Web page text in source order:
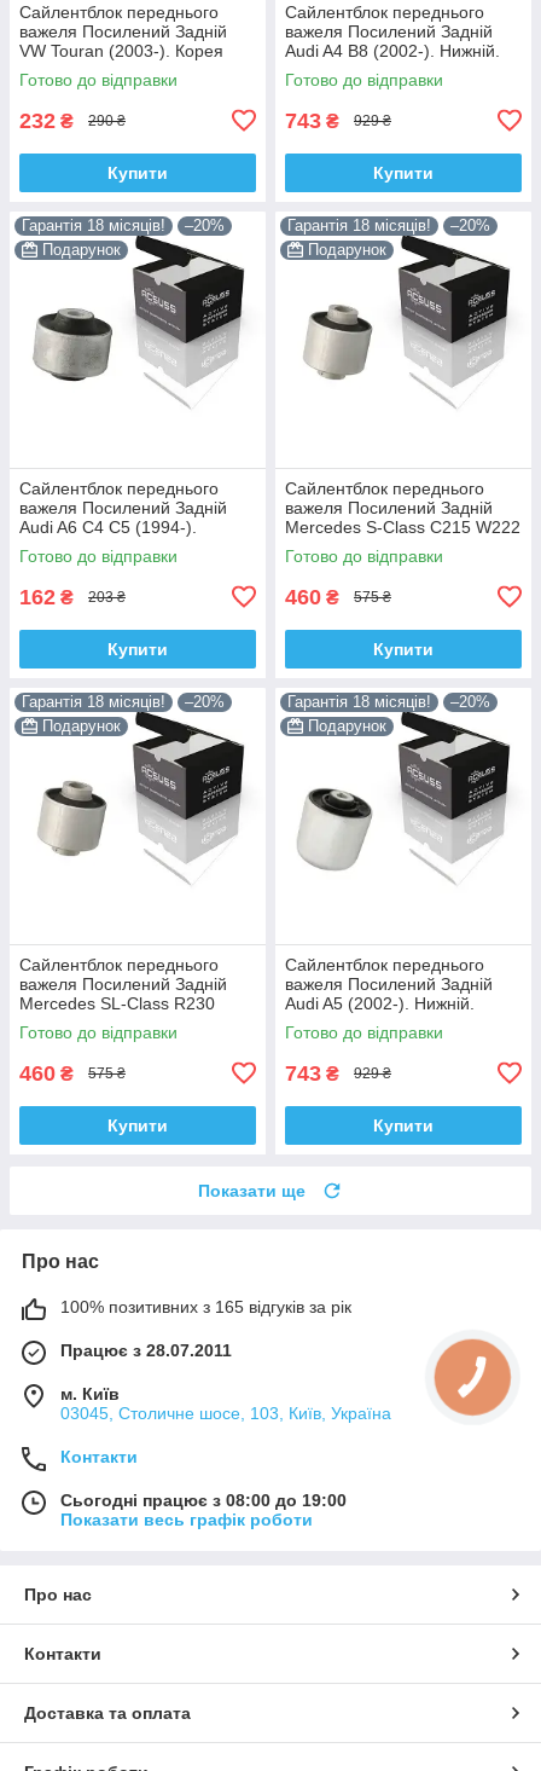
Сайлентблок переднього
важеля Посилений Задній
VW Touran (2003-). Корея
ACSUSS! 34559 , JBU602 ,
VKDS331037
Готово до відправки
232 ₴ 290 ₴
Купити
Сайлентблок переднього
важеля Посилений Задній
Audi A4 B8 (2002-). Нижній.
Корея ACSUSS! 4H0407183 ,
TD1247W , VKDS331074
Готово до відправки
743 ₴ 929 ₴
Купити
Гарантія 18 місяців!
–20%
Подарунок
Сайлентблок переднього
важеля Посилений Задній
Audi A6 C4 C5 (1994-).
Верхній. Корея ACSUSS!
35379 , JBU138 , TD1062W
Готово до відправки
162 ₴ 203 ₴
Купити
Гарантія 18 місяців!
–20%
Подарунок
Сайлентблок переднього
важеля Посилений Задній
Mercedes S-Class C215 W222
W220 V220 (1998-). Корея
ACSUSS! 28744 , TD4208W ,
Готово до відправки
460 ₴ 575 ₴
Купити
Гарантія 18 місяців!
–20%
Подарунок
Сайлентблок переднього
важеля Посилений Задній
Mercedes SL-Class R230
(2006-). Корея ACSUSS!
28744 , TD4208W ,
Готово до відправки
460 ₴ 575 ₴
Купити
Гарантія 18 місяців!
–20%
Подарунок
Сайлентблок переднього
важеля Посилений Задній
Audi A5 (2002-). Нижній.
Корея ACSUSS! 4H0407183 ,
TD1247W , VKDS331074
Готово до відправки
743 ₴ 929 ₴
Купити
Показати ще
Про нас
100% позитивних з 165 відгуків за рік
Працює з 28.07.2011
м. Київ
03045, Столичне шосе, 103, Київ, Україна
Контакти
Сьогодні працює з 08:00 до 19:00
Показати весь графік роботи
Про нас
Контакти
Доставка та оплата